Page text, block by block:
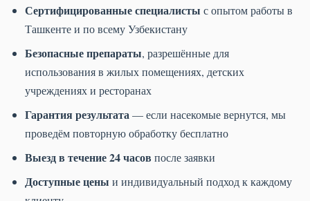
Сертифицированные специалисты с опытом работы в
Ташкенте и по всему Узбекистану
Безопасные препараты, разрешённые для
использования в жилых помещениях, детских
учреждениях и ресторанах
Гарантия результата— если насекомые вернутся, мы
проведём повторную обработку бесплатно
Выезд в течение 24 часов после заявки
Доступные цены и индивидуальный подход к каждому